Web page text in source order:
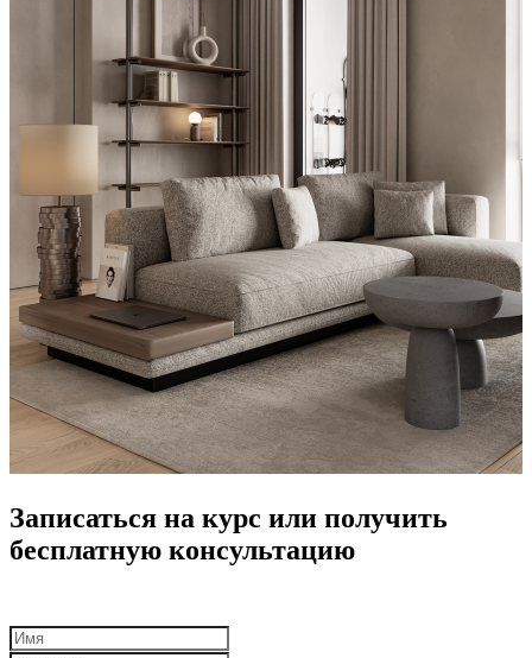
Записаться на курс или получить
бесплатную консультацию